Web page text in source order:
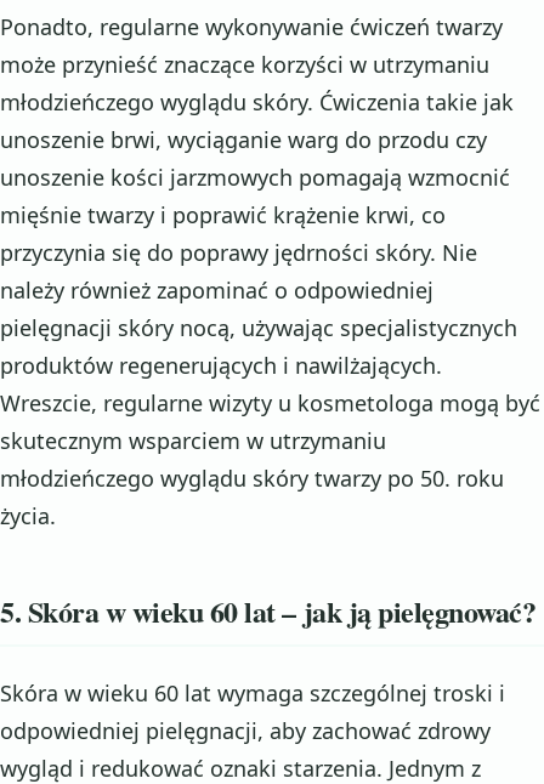
Ponadto, regularne wykonywanie ćwiczeń twarzy
może przynieść znaczące korzyści w utrzymaniu
młodzieńczego wyglądu skóry. Ćwiczenia takie jak
unoszenie brwi, wyciąganie warg do przodu czy
unoszenie kości jarzmowych pomagają wzmocnić
mięśnie twarzy i poprawić krążenie krwi, co
przyczynia się do poprawy jędrności skóry. Nie
należy również zapominać o odpowiedniej
pielęgnacji skóry nocą, używając specjalistycznych
produktów regenerujących i nawilżających.
Wreszcie, regularne wizyty u kosmetologa mogą być
skutecznym wsparciem w utrzymaniu
młodzieńczego wyglądu skóry twarzy po 50. roku
życia.
5. Skóra w wieku 60 lat – jak ją pielęgnować?
Skóra w wieku 60 lat wymaga szczególnej troski i
odpowiedniej pielęgnacji, aby zachować zdrowy
wygląd i redukować oznaki starzenia. Jednym z